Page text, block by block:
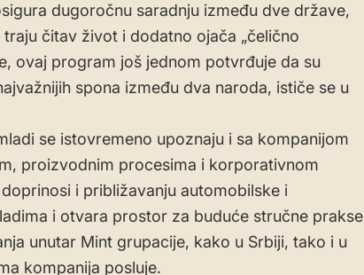
dugoročnu saradnju između dve države,
čitav život i dodatno ojača „čelično
ovaj program još jednom potvrđuje da su
spona između dva naroda, ističe se u
se istovremeno upoznaju i sa kompanijom
proizvodnim procesima i korporativnom
i približavanju automobilske i
i otvara prostor za buduće stručne prakse
unutar Mint grupacije, kako u Srbiji, tako i u
kompanija posluje.